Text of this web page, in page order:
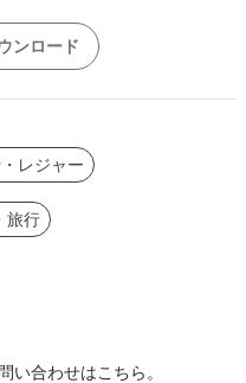
ンロード
レジャー
旅行
い合わせはこちら。